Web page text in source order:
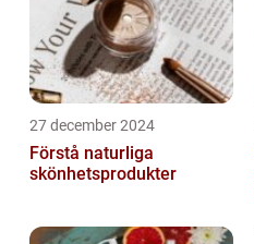
27 december 2024
Förstå naturliga
skönhetsprodukter